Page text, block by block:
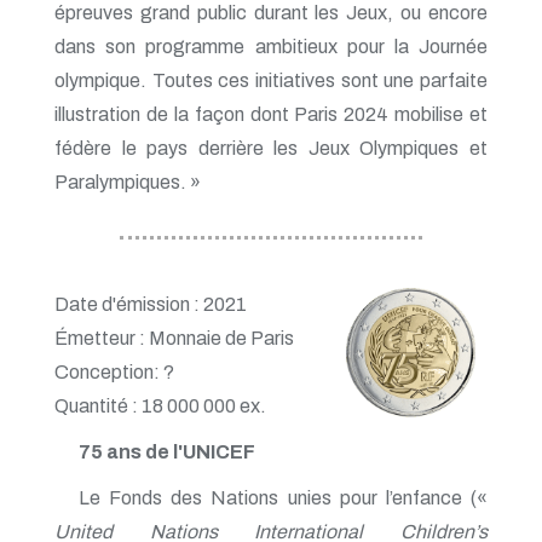
épreuves grand public durant les Jeux, ou encore
dans son programme ambitieux pour la Journée
olympique. Toutes ces initiatives sont une parfaite
illustration de la façon dont Paris 2024 mobilise et
fédère le pays derrière les Jeux Olympiques et
Paralympiques. »
Date d'émission : 2021
Émetteur : Monnaie de Paris
Conception: ?
Quantité : 18 000 000 ex.
75 ans de l'UNICEF
Le Fonds des Nations unies pour l’enfance («
United Nations International Children’s